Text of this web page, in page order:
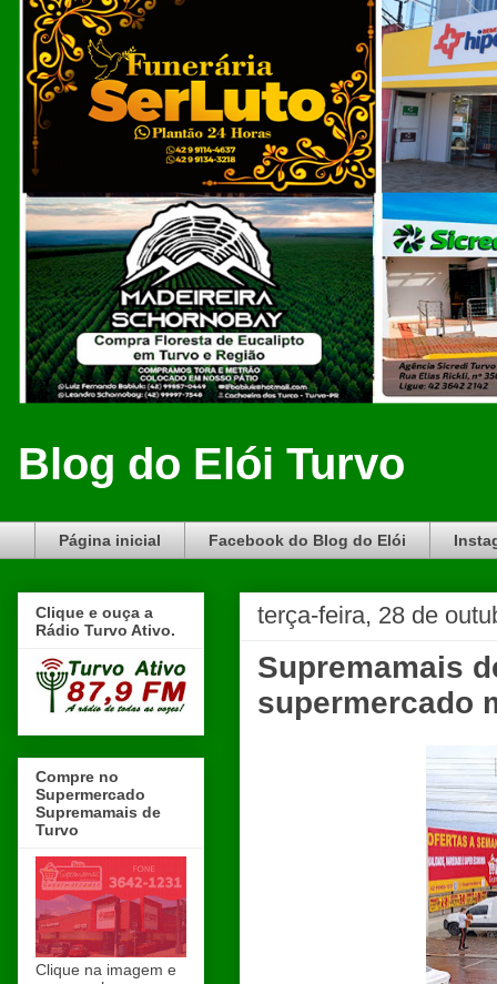
Blog do Elói Turvo
Página inicial Facebook do Blog do Elói
terça-feira, 28 de
Supremamais
supermercado
Clique e ouça a
Rádio Turvo Ativo.
Compre no
Supermercado
Supremamais de
Turvo
Clique na imagem e